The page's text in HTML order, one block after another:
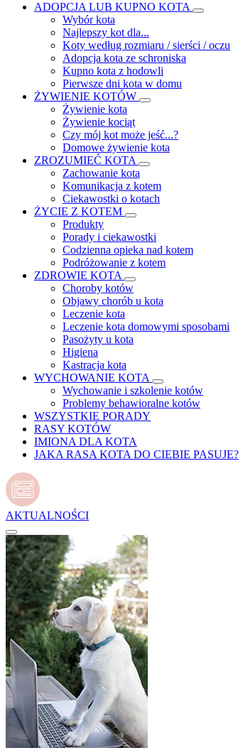
ADOPCJA LUB KUPNO KOTA
Wybór kota
Najlepszy kot dla...
Koty według rozmiaru / sierści / oczu
Adopcja kota ze schroniska
Kupno kota z hodowli
Pierwsze dni kota w domu
ŻYWIENIE KOTÓW
Żywienie kota
Żywienie kociąt
Czy mój kot może jeść...?
Domowe żywienie kota
ZROZUMIEĆ KOTA
Zachowanie kota
Komunikacja z kotem
Ciekawostki o kotach
ŻYCIE Z KOTEM
Produkty
Porady i ciekawostki
Codzienna opieka nad kotem
Podróżowanie z kotem
ZDROWIE KOTA
Choroby kotów
Objawy chorób u kota
Leczenie kota
Leczenie kota domowymi sposobami
Pasożyty u kota
Higiena
Kastracja kota
WYCHOWANIE KOTA
Wychowanie i szkolenie kotów
Problemy behawioralne kotów
WSZYSTKIE PORADY
RASY KOTÓW
IMIONA DLA KOTA
JAKA RASA KOTA DO CIEBIE PASUJE?
AKTUALNOŚCI